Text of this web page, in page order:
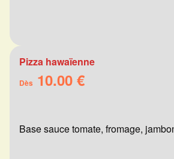
Pizza hawaïenne
Dès 10.00 €
Base sauce tomate, fromage,